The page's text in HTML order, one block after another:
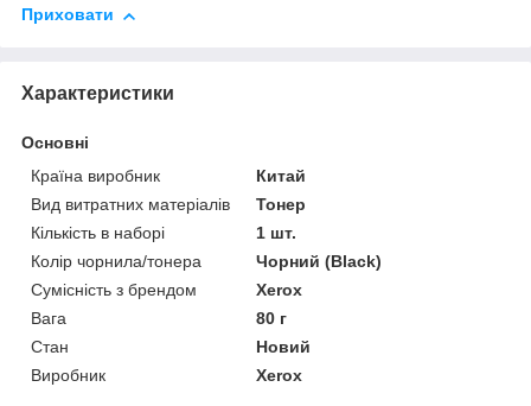
Приховати
Характеристики
Основні
Країна виробник
Китай
Вид витратних матеріалів
Тонер
Кількість в наборі
1 шт.
Колір чорнила/тонера
Чорний (Black)
Сумісність з брендом
Xerox
Вага
80 г
Стан
Новий
Виробник
Xerox